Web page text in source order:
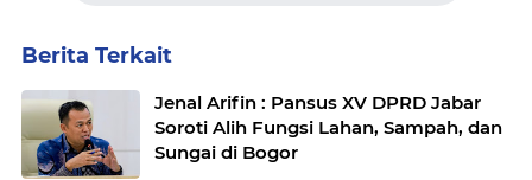
Berita Terkait
Jenal Arifin : Pansus XV DPRD Jabar
Soroti Alih Fungsi Lahan, Sampah, dan
Sungai di Bogor